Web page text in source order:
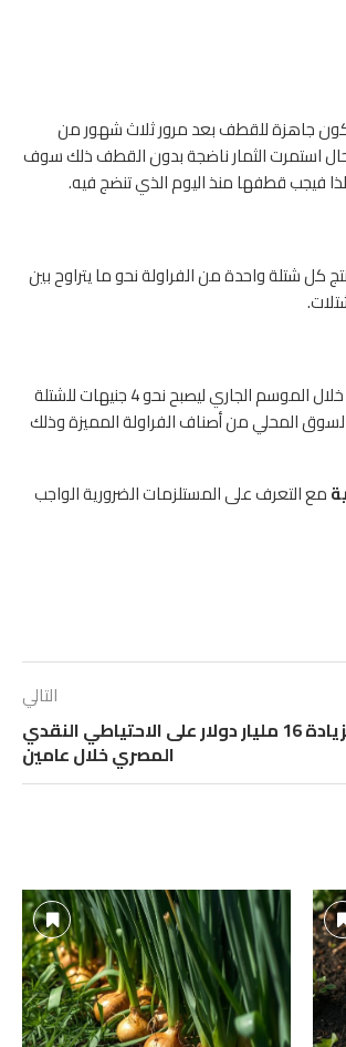
تكون جاهزة للقطف بعد مرور ثلاث شهور من
استمرت الثمار ناضجة بدون القطف ذلك سوف
فيجب قطفها منذ اليوم الذي تنضج فيه.
كل شتلة واحدة من الفراولة نحو ما يتراوح بين
خلال اتفاقية المزارعين المصريين تم اعتماد سعر شتلات الفراولة الذي تم تخفيضه خلال الموسم الجاري ليصبح نحو 4 جنيهات للشتلة
السوق المحلي من أصناف الفراولة المميزة وذلك
مع التعرف على المستلزمات الضرورية الواجب
التالي
توقعات بزيادة 16 مليار دولار على الاحتياطي النقدي
المصري خلال عامين